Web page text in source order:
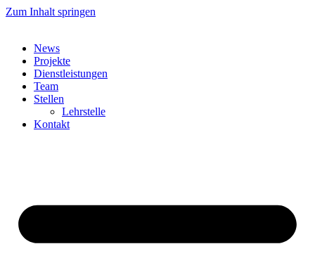
Zum Inhalt springen
News
Projekte
Dienstleistungen
Team
Stellen
Lehrstelle
Kontakt